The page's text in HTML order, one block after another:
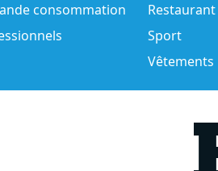
consommation
Restaurant
Sport
Vêtements